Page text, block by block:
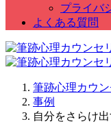
プライバ
よくある質問
筆跡心理カウ
事例
自分をさらけ